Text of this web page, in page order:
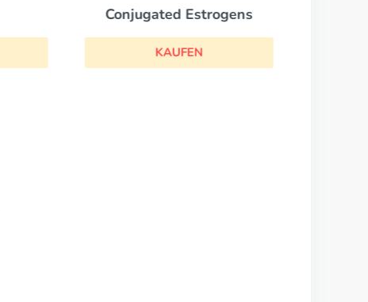
Conjugated Estrogens
KAUFEN